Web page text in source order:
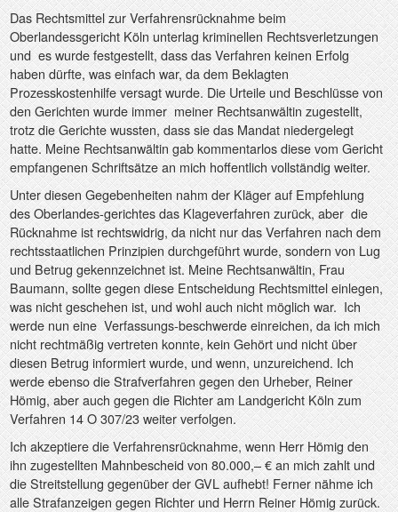
Das Rechtsmittel zur Verfahrensrücknahme beim
Oberlandessgericht Köln unterlag kriminellen Rechtsverletzungen
und es wurde festgestellt, dass das Verfahren keinen Erfolg
haben dürfte, was einfach war, da dem Beklagten
Prozesskostenhilfe versagt wurde. Die Urteile und Beschlüsse von
den Gerichten wurde immer meiner Rechtsanwältin zugestellt,
trotz die Gerichte wussten, dass sie das Mandat niedergelegt
hatte. Meine Rechtsanwältin gab kommentarlos diese vom Gericht
empfangenen Schriftsätze an mich hoffentlich vollständig weiter.
Unter diesen Gegebenheiten nahm der Kläger auf Empfehlung
des Oberlandes-gerichtes das Klageverfahren zurück, aber die
Rücknahme ist rechtswidrig, da nicht nur das Verfahren nach dem
rechtsstaatlichen Prinzipien durchgeführt wurde, sondern von Lug
und Betrug gekennzeichnet ist. Meine Rechtsanwältin, Frau
Baumann, sollte gegen diese Entscheidung Rechtsmittel einlegen,
was nicht geschehen ist, und wohl auch nicht möglich war. Ich
werde nun eine Verfassungs-beschwerde einreichen, da ich mich
nicht rechtmäßig vertreten konnte, kein Gehört und nicht über
diesen Betrug informiert wurde, und wenn, unzureichend. Ich
werde ebenso die Strafverfahren gegen den Urheber, Reiner
Hömig, aber auch gegen die Richter am Landgericht Köln zum
Verfahren 14 O 307/23 weiter verfolgen.
Ich akzeptiere die Verfahrensrücknahme, wenn Herr Hömig den
ihn zugestellten Mahnbescheid von 80.000,– € an mich zahlt und
die Streitstellung gegenüber der GVL aufhebt! Ferner nähme ich
alle Strafanzeigen gegen Richter und Herrn Reiner Hömig zurück.